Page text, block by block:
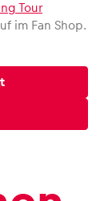
Tour
im Fan Shop.